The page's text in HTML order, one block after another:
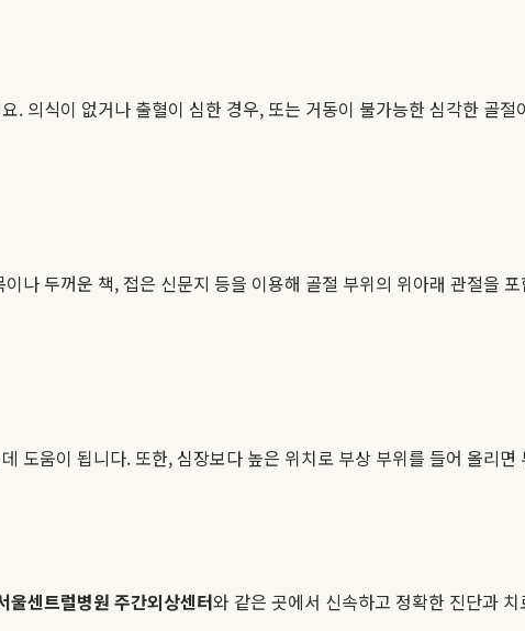
. 의식이 없거나 출혈이 심한 경우, 또는 거동이 불가능한 심각한 골
나 두꺼운 책, 접은 신문지 등을 이용해 골절 부위의 위아래 관절을
도움이 됩니다. 또한, 심장보다 높은 위치로 부상 부위를 들어 올리
울센트럴병원 주간외상센터와 같은 곳에서 신속하고 정확한 진단과